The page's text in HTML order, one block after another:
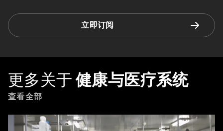
立即订阅
更多关于 健康与医疗系统
查看全部